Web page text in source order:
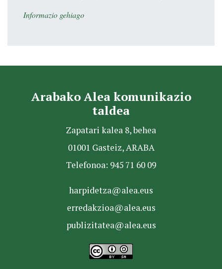
Informazio gehiago
Arabako Alea komunikazio
taldea
Zapatari kalea 8, behea
01001 Gasteiz, ARABA
Telefonoa: 945 71 60 09
harpidetza@alea.eus
erredakzioa@alea.eus
publizitatea@alea.eus